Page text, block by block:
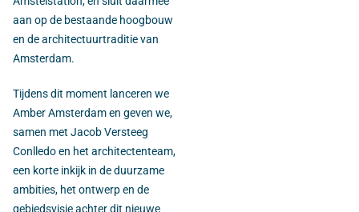
aan op de bestaande hoogbouw
en de architectuurtraditie van
Amsterdam.
Tijdens dit moment lanceren we
Amber Amsterdam en geven we,
samen met Jacob Versteeg
Conlledo en het architectenteam,
een korte inkijk in de duurzame
ambities, het ontwerp en de
gebiedsvisie achter dit nieuwe